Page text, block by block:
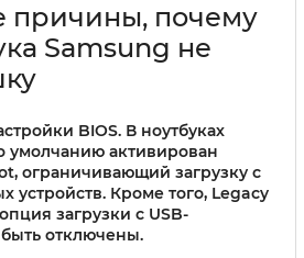
причины, почему
Samsung не
BIOS. В ноутбуках
умолчанию активирован
ограничивающий загрузку с
устройств. Кроме того, Legacy
загрузки с USB-
быть отключены.